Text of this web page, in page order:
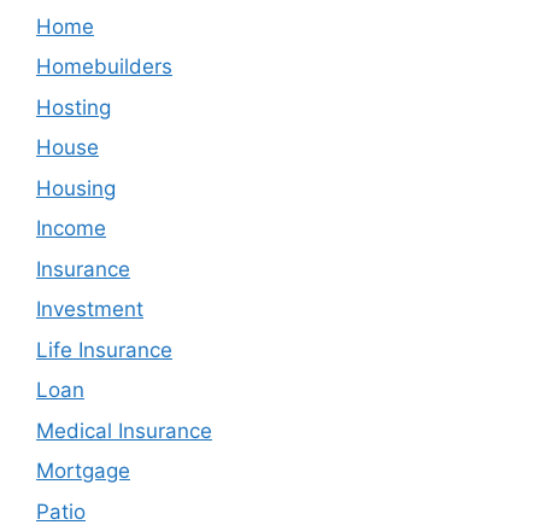
Home
Homebuilders
Hosting
House
Housing
Income
Insurance
Investment
Life Insurance
Loan
Medical Insurance
Mortgage
Patio